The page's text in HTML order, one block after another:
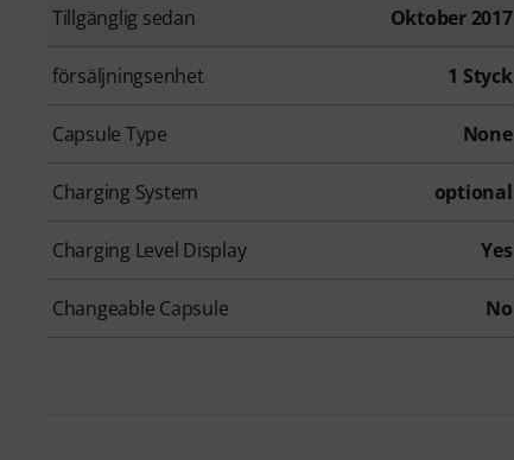
Tillgänglig sedan Oktober 2017
försäljningsenhet 1 Styck
Capsule Type None
Charging System optional
Charging Level Display Yes
Changeable Capsule No